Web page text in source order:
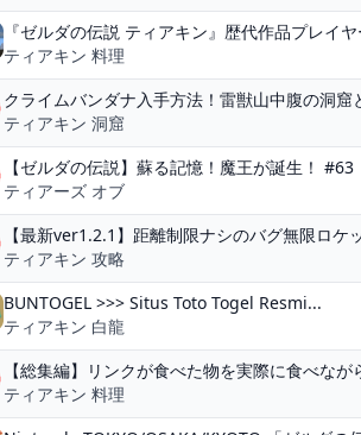
『ゼルダの伝説 ティアキン』歴代作品プレイ
ティアキン 料理
クライムバンダナ入手方法！雷獣山中腹の洞
ティアキン 洞窟
【ゼルダの伝説】蘇る記憶！魔王が誕生！
ティアーズ オブ
【最新ver1.2.1】距離制限ナシのバグ無限ロ
ティアキン 攻略
BUNTOGEL >>> Situs Toto Togel Resmi...
ティアキン 白龍
【総集編】リンクが食べた物を実際に食べな
ティアキン 料理